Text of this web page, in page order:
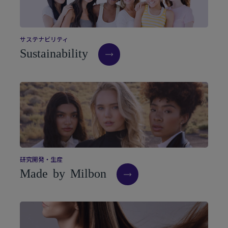
サステナビリティ
Sustainability
研究開発・ 生産
Made by Milbon